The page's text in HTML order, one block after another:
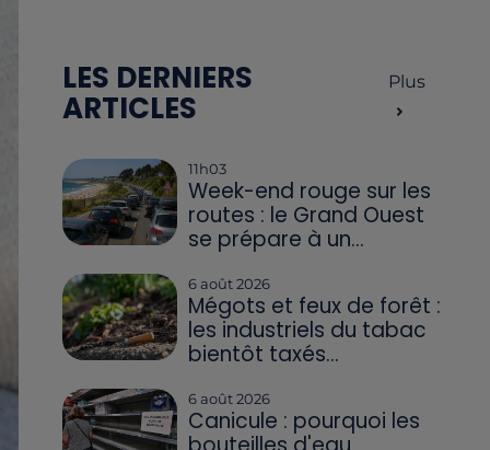
LES DERNIERS
ARTICLES
Plus
11h03
Week-end rouge sur les
routes : le Grand Ouest
se prépare à un...
6 août 2026
Mégots et feux de forêt :
les industriels du tabac
bientôt taxés...
6 août 2026
Canicule : pourquoi les